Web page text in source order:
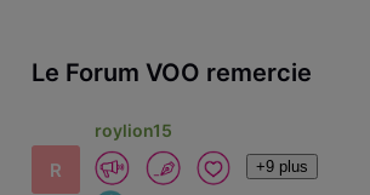
Le Forum VOO remercie
R
roylion15
+9 plus